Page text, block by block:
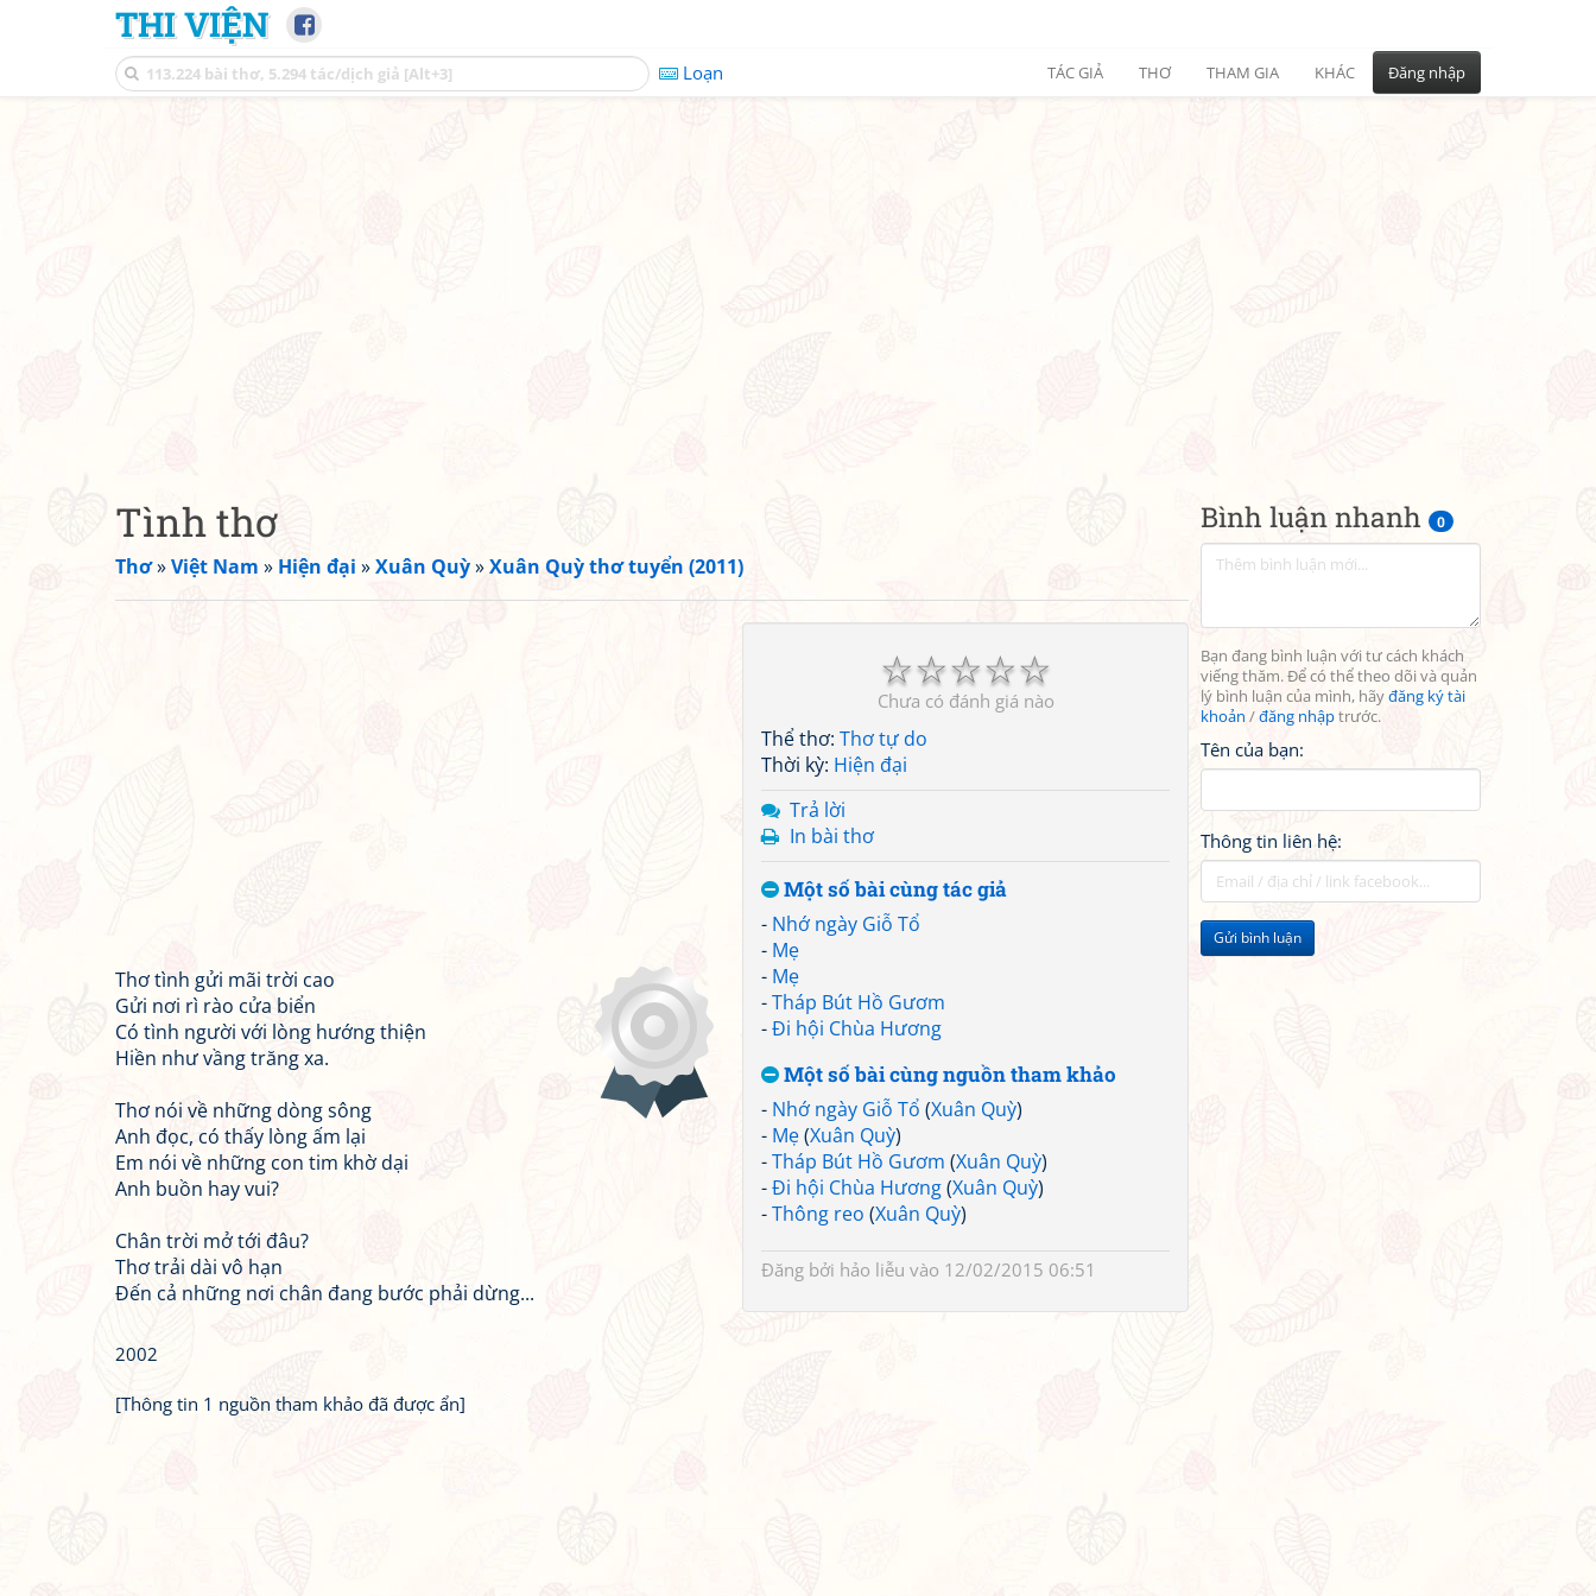
THI VIỆN
Loạn TÁC GIẢ THƠ THAM GIA KHÁC Đăng nhập
Bình luận nhanh 0
Bạn đang bình luận với tư cách khách
viếng thăm. Để có thể theo dõi và quản
lý bình luận của mình, hãyđăng ký tài
khoản /đăng nhậptrước.
Tên của bạn:
Thông tin liên hệ:
Gửi bình luận
Tình thơ
Thơ»Việt Nam » Hiện đại »Xuân Quỳ»Xuân Quỳ thơ tuyển (2011)
☆
☆
☆
☆
☆
Chưa có đánh giá nào
Thể thơ: Thơ tự do
Thời kỳ: Hiện đại
Trả lời
In bài thơ
Một số bài cùng tác giả
- Nhớ ngày Giỗ Tổ
- Mẹ
- Mẹ
-Tháp Bút Hồ Gươm
-Đi hội Chùa Hương
Một số bài cùng nguồn tham khảo
- Nhớ ngày Giỗ Tổ (Xuân Quỳ)
- Mẹ(Xuân Quỳ)
-Tháp Bút Hồ Gươm (Xuân Quỳ)
-Đi hội Chùa Hương(Xuân Quỳ)
-Thông reo (Xuân Quỳ)
Đăng bởi hảo liễu vào 12/02/2015 06:51
Thơ tình gửi mãi trời cao
Gửi nơi rì rào cửa biển
Có tình người với lòng hướng thiện
Hiền như vầng trăng xa.
Thơ nói về những dòng sông
Anh đọc, có thấy lòng ấm lại
Em nói về những con tim khờ dại
Anh buồn hay vui?
Chân trời mở tới đâu?
Thơ trải dài vô hạn
Đến cả những nơi chân đang bước phải dừng...
2002
[Thông tin 1 nguồn tham khảo đã được ẩn]